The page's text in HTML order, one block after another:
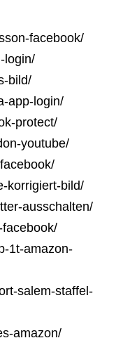
facebook/
login/
bild/
app-login/
protect/
youtube/
korrigiert-bild/
ausschalten/
1t-amazon-
salem-staffel-
amazon/